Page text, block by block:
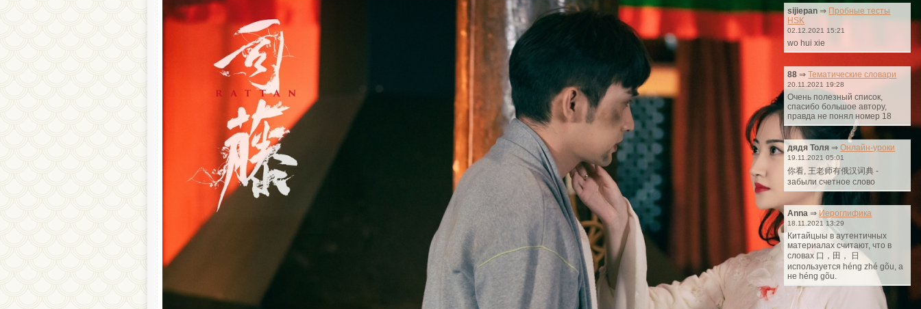
sijiepan ⇒ Пробные тесты
HSK
02.12.2021 15:21
wo hui xie
88 ⇒Тематические словари
20.11.2021 19:28
Очень полезный список,
спасибо большое автору,
правда не понял номер 18
дядя Толя ⇒Онлайн-уроки
19.11.2021 05:01
你看, 王老师有俄汉词典 -
забыли счетное слово
Anna ⇒Иероглифика
18.11.2021 13:29
Китайцыы в аутентичных
материалах считают, что в
словах 口，田， 日
используется héng zhé gõu, а
не héng gõu.